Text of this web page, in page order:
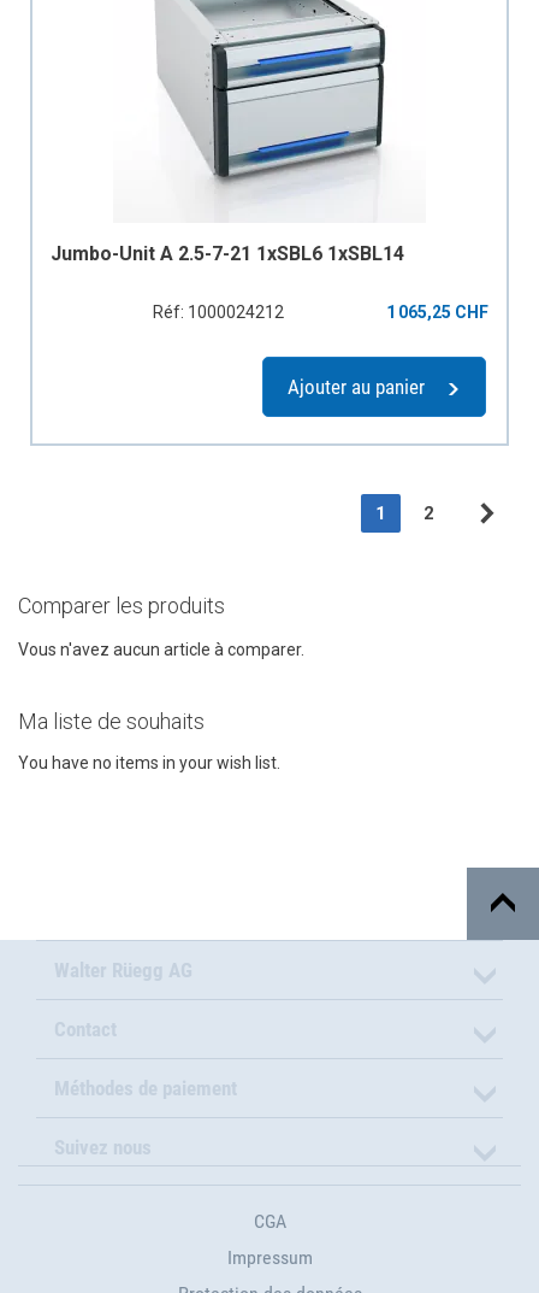
Jumbo-Unit A 2.5-7-21 1xSBL6 1xSBL14
Réf: 1000024212 1 065,25 CHF
Ajouter au panier
PageYou're currently
1 Page
2
Comparer les produits
Vous n'avez aucun article à comparer.
Ma liste de souhaits
You have no items in your wish list.
Walter Rüegg AG
Contact
Méthodes de paiement
Suivez nous
CGA
Impressum